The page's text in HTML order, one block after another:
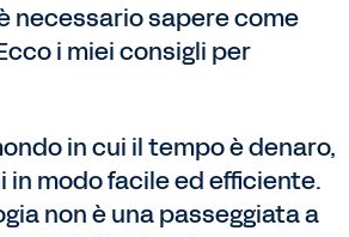
necessario sapere come
i miei consigli per
in cui il tempo è denaro,
modo facile ed efficiente.
non è una passeggiata a